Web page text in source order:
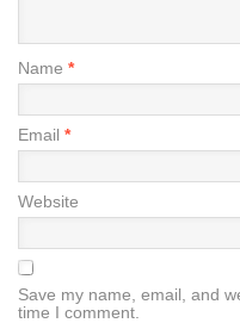
Name *
Email *
Website
Save my name, email, and
time I comment.